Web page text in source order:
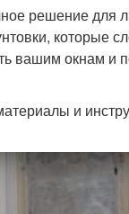
решение для
которые
вашим окнам и
и